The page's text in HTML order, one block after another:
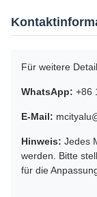
Für weitere
WhatsApp: +86
E-Mail:
Hinweis: Jedes
werden. Bitte
für die